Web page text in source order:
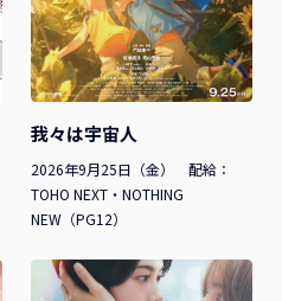
我々は宇宙人
2026年9月25日（金） 配給：
TOHO NEXT・NOTHING
NEW（PG12）